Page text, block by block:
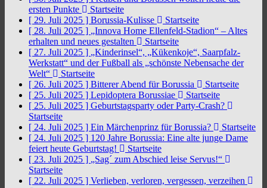
ersten Punkte
Startseite
[ 29. Juli 2025 ] Borussia-Kulisse
Startseite
[ 28. Juli 2025 ] „Innova Home Ellenfeld-Stadion“ – Altes
erhalten und neues gestalten
Startseite
[ 27. Juli 2025 ] „Kinderinsel“, „Kükenkoje“, Saarpfalz-
Werkstatt“ und der Fußball als „schönste Nebensache der
Welt“
Startseite
[ 26. Juli 2025 ] Bitterer Abend für Borussia
Startseite
[ 25. Juli 2025 ] Lepidoptera Borussiae
Startseite
[ 25. Juli 2025 ] Geburtstagsparty oder Party-Crash?
Startseite
[ 24. Juli 2025 ] Ein Märchenprinz für Borussia?
Startseite
[ 24. Juli 2025 ] 120 Jahre Borussia: Eine alte junge Dame
feiert heute Geburtstag!
Startseite
[ 23. Juli 2025 ] „Sag´ zum Abschied leise Servus!“
Startseite
[ 22. Juli 2025 ] Verlieben, verloren, vergessen, verzeihen